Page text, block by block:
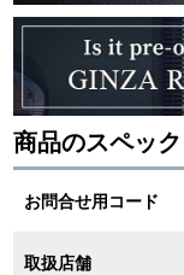
GINZA RASINの
送料・お支払方法
ショッピングロー
よくある質問
お問い合わせ
商品のスペッ
お問合せ用コード
取扱店舗